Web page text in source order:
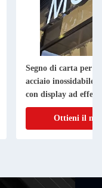
Segno di carta per
acciaio inossidabile
con display ad
Ottieni il